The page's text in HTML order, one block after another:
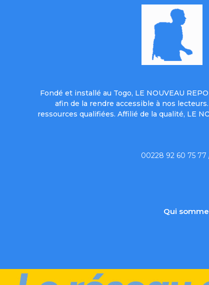
Fondé et installé au Togo, LE NOUVEAU
afin de la rendre accessible à nos
ressources qualifiées. Affilié de la qualité, LE
00228 92 60 75 77
Qui